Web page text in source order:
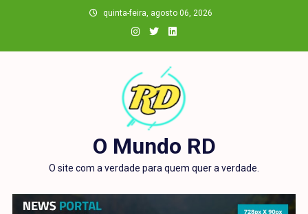
quinta-feira, agosto 06, 2026
O Mundo RD
O site com a verdade para quem quer a verdade.